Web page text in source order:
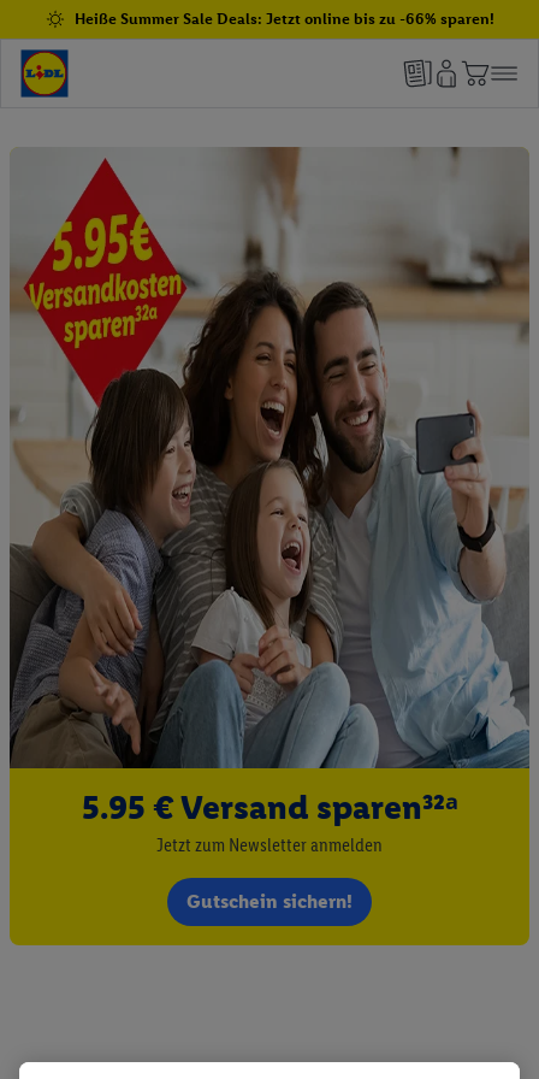
Heiße Summer Sale Deals: Jetzt online bis zu -66% sparen!
5.95 € Versand sparen³²ᵃ
Jetzt zum Newsletter anmelden
Gutschein sichern!